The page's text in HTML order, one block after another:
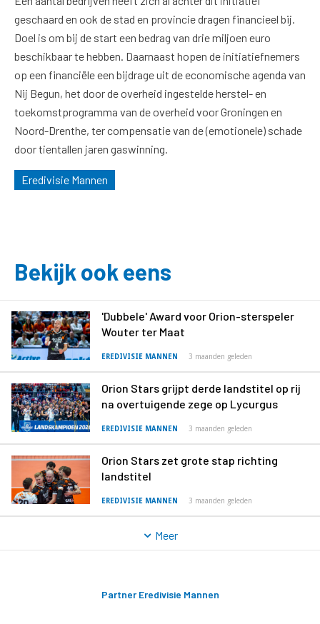
geschaard en ook de stad en provincie dragen financieel bij.
Doel is om bij de start een bedrag van drie miljoen euro
beschikbaar te hebben. Daarnaast hopen de initiatiefnemers
op een financiële een bijdrage uit de economische agenda van
Nij Begun, het door de overheid ingestelde herstel- en
toekomstprogramma van de overheid voor Groningen en
Noord-Drenthe, ter compensatie van de (emotionele) schade
door tientallen jaren gaswinning.
Eredivisie Mannen
Bekijk ook eens
'Dubbele' Award voor Orion-sterspeler
Wouter ter Maat
EREDIVISIE MANNEN 3 maanden geleden
Orion Stars grijpt derde landstitel op rij
na overtuigende zege op Lycurgus
EREDIVISIE MANNEN 3 maanden geleden
Orion Stars zet grote stap richting
landstitel
EREDIVISIE MANNEN 3 maanden geleden
Meer
Partner Eredivisie Mannen